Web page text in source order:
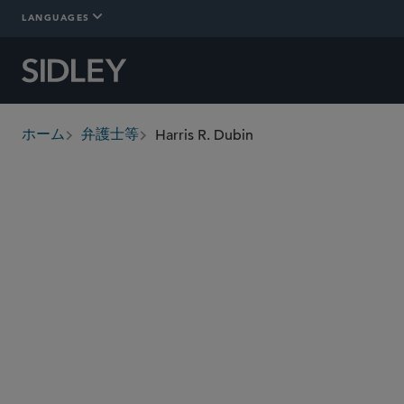
LANGUAGES
breadcrumbs
ホーム 弁護士等 Harris R. Dubin